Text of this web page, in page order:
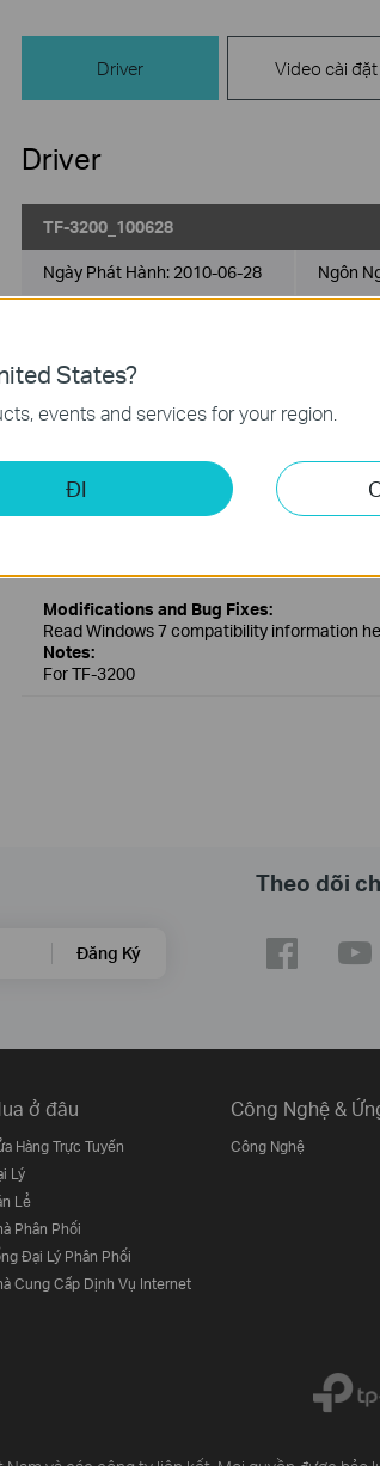
Driver Video cài đặt
Driver
TF-3200_100628
Ngày Phát Hành: 2010-06-28 Ngôn
Modifications and Bug Fixes:
TF-3200_090602
2009-06-02
Modifications and Bug Fixes:
Read Windows 7 compatibility information
Notes:
For TF-3200
Đăng Ký
Theo dõi
ở đâu
Hàng Trực Tuyến
Lý
Lẻ
Phân Phối
Đại Lý Phân Phối
Cung Cấp Dịnh Vụ Internet
Công Nghệ &
Công Nghệ
States?
events and services for your region.
ĐI